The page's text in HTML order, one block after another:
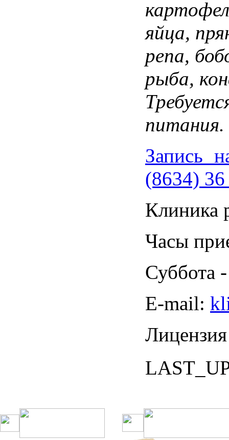
яйца,
репа,
рыба,
питания.
Запись
(8634) 36
Клиника
Часы
Суббота
Е-mail:
Лицензия